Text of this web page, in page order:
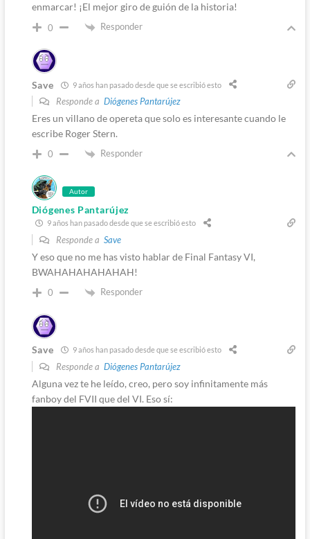
enmarcar! ¡El mejor giro de guión de la historia!
0 Responder
Save 9 años han pasado desde que se escribió esto
Responde a Diógenes Pantarújez
Eres un villano de opereta que solo es interesante cuando le
escribe Roger Stern.
0 Responder
Autor
Diógenes Pantarújez
9 años han pasado desde que se escribió esto
Responde a Save
Y eso que no me has visto hablar de Final Fantasy VI,
BWAHAHAHAHAHAH!
0 Responder
Save 9 años han pasado desde que se escribió esto
Responde a Diógenes Pantarújez
Alguna vez te he leído, creo, pero soy infinitamente más
fanboy del FVII que del VI. Eso sí: